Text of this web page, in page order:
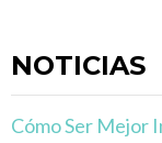
NOTICIAS
Cómo Ser Mejor